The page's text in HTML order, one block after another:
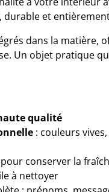
durable et
dans la matière,
Un objet pratique
qualité
: couleurs
conserver la
à nettoyer